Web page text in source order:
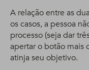
A relação entre as
os casos, a pessoa
processo (seja dar
apertar o botão mais
atinja seu objetivo.